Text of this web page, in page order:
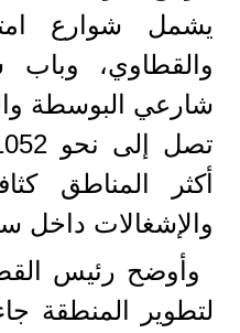
يشمل شوارع
والقطاوي، وباب
شارعي البوسطة
أكثر المناطق
والإشغالات داخل
وأوضح رئيس
لتطوير المنطقة